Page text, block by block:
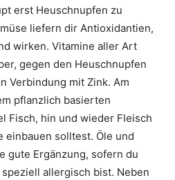
erst Heuschnupfen zu
liefern dir Antioxidantien,
wirken. Vitamine aller Art
gegen den Heuschnupfen
Verbindung mit Zink. Am
pflanzlich basierten
Fisch, hin und wieder Fleisch
einbauen solltest. Öle und
gute Ergänzung, sofern du
allergisch bist. Neben